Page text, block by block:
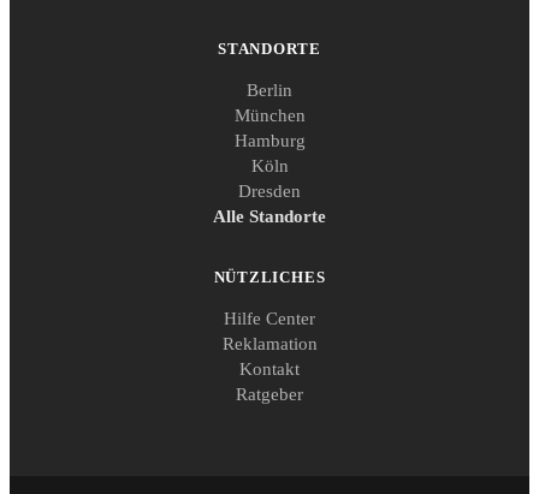
STANDORTE
Berlin
München
Hamburg
Köln
Dresden
Alle Standorte
NÜTZLICHES
Hilfe Center
Reklamation
Kontakt
Ratgeber